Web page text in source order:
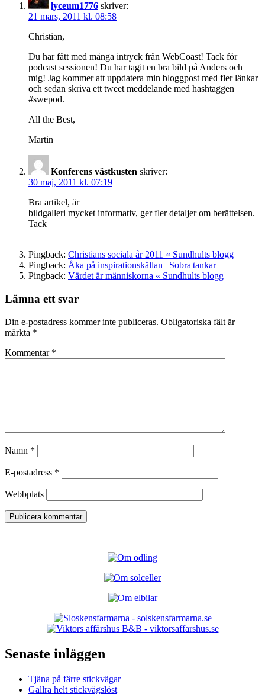
lyceum1776 skriver:
21 mars, 2011 kl. 08:58
Christian,
Du har fått med många intryck från WebCoast! Tack för
podcast sessionen! Du har tagit en bra bild på Anders och
mig! Jag kommer att uppdatera min bloggpost med fler länkar
och sedan skriva ett tweet meddelande med hashtaggen
#swepod.
All the Best,
Martin
Konferens västkusten skriver:
30 maj, 2011 kl. 07:19
Bra artikel, är
bildgalleri mycket informativ, ger fler detaljer om berättelsen.
Tack
Pingback: Christians sociala år 2011 « Sundhults blogg
Pingback: Åka på inspirationskällan | Sobra|tankar
Pingback: Värdet är människorna « Sundhults blogg
Lämna ett svar
Din e-postadress kommer inte publiceras. Obligatoriska fält är
märkta *
Kommentar *
Namn *
E-postadress *
Webbplats
Senaste inläggen
Tjäna på färre stickvägar
Gallra helt stickvägslöst